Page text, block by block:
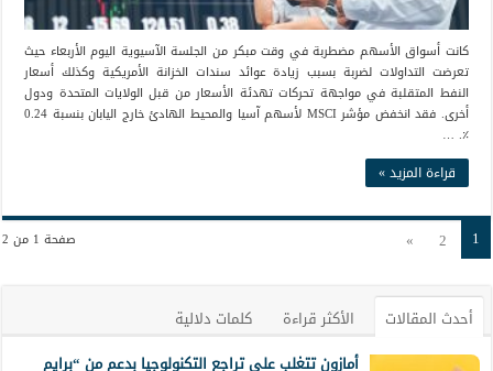
كانت أسواق الأسهم مضطربة في وقت مبكر من الجلسة الآسيوية اليوم الأربعاء حيث
تعرضت التداولات لضربة بسبب زيادة عوائد سندات الخزانة الأمريكية وكذلك أسعار
النفط المتقلبة في مواجهة تحركات تهدئة الأسعار من قبل الولايات المتحدة ودول
أخرى. فقد انخفض مؤشر MSCI لأسهم آسيا والمحيط الهادئ خارج اليابان بنسبة 0.24
٪. …
قراءة المزيد »
صفحة 1 من 2 1
2
»
أحدث المقالات الأكثر قراءة
كلمات دلالية
أمازون تتغلب على تراجع التكنولوجيا بدعم من “برايم